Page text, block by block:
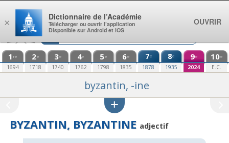
Aller au contenu
1 re
1694
2e
1718
3e
1740
4e
1762
5e
1798
6e
1835
7e
1878
8e
1935
9e
2024
10e
E.C.
byzantin, -ine
BYZANTIN, BYZANTINE adjectif
×
Dictionnaire de l’Académie
Télécharger ou ouvrir l’application
Disponible sur Android et iOS
OUVRIR